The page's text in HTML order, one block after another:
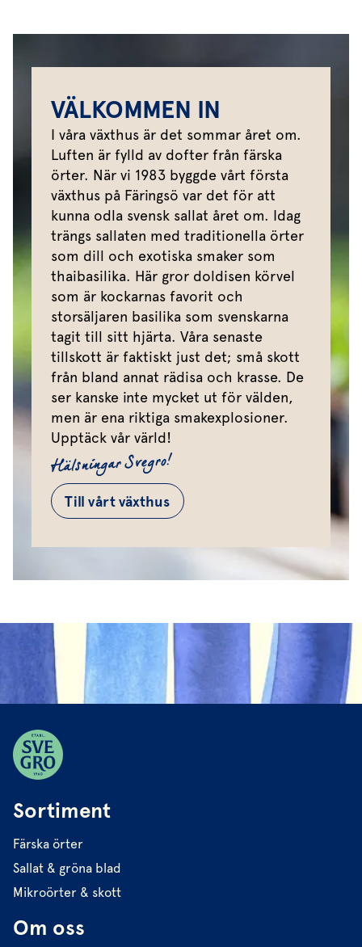
VÄLKOMMEN IN
I våra växthus är det sommar året om.
Luften är fylld av dofter från färska
örter. När vi 1983 byggde vårt första
växthus på Färingsö var det för att
kunna odla svensk sallat året om. Idag
trängs sallaten med traditionella örter
som dill och exotiska smaker som
thaibasilika. Här gror doldisen körvel
som är kockarnas favorit och
storsäljaren basilika som svenskarna
tagit till sitt hjärta. Våra senaste
tillskott är faktiskt just det; små skott
från bland annat rädisa och krasse. De
ser kanske inte mycket ut för välden,
men är ena riktiga smakexplosioner.
Upptäck vår värld!
Hälsningar Svegro!
Till vårt växthus
Sortiment
Färska örter
Sallat & gröna blad
Mikroörter & skott
Om oss